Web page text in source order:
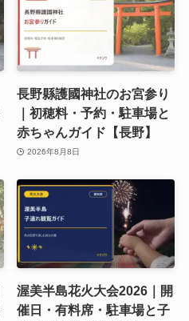
長野縣護國神社のお宮参り
｜初穂料・予約・駐車場と
赤ちゃんガイド【長野】
2026年8月8日
渥美半島花火大会2026｜開
催日・有料席・駐車場と子